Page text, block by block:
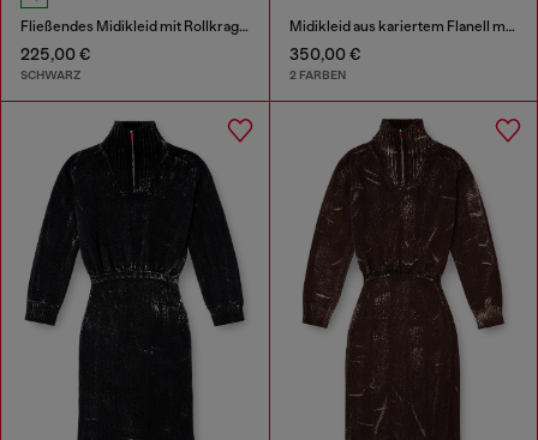
Fließendes Midikleid mit Rollkragen
225,00 €
SCHWARZ
Midikleid aus kariertem Flanell mit breitem Gürtel
350,00 €
2 FARBEN